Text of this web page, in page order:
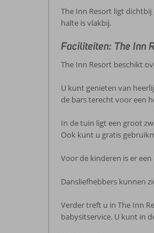
The Inn Resort ligt
halte is vlakbij.
Faciliteiten: The Inn
The Inn Resort beschikt
U kunt genieten van
de bars terecht voor een
In de tuin ligt een groot
Ook kunt u gratis
Voor de kinderen is er
Dansliefhebbers kunnen
Verder treft u in The Inn
babysitservice. U kunt in